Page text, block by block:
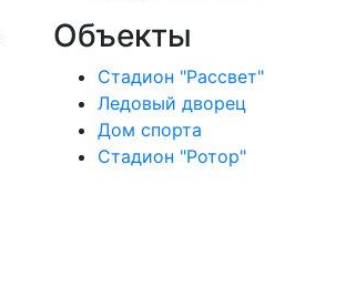
Объекты
Стадион "Рассвет"
Ледовый дворец
Дом спорта
Стадион "Ротор"